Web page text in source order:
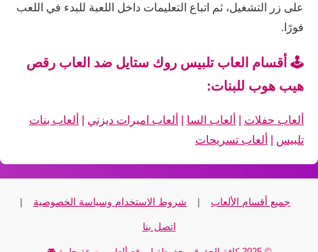
على زر التشغيل، ثم اتباع التعليمات داخل اللعبة للبدء في اللعب
فورًا.
🕹️ أقسام العاب تلبيس روك ستايل ضد العاب رقص
هيب هوب للبنات:
ألعاب حفلات ألعاب السا ألعاب اميرات ديزني
ألعاب بنات
تلبيس
ألعاب تسريحات
جميع أقسام الألعاب | شروط الاستخدام وسياسة الخصوصية |
اتصل بنا